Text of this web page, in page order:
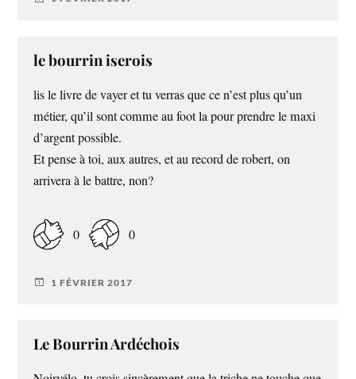
le bourrin iserois
lis le livre de vayer et tu verras que ce n’est plus qu’un
métier, qu’il sont comme au foot la pour prendre le maxi
d’argent possible.
Et pense à toi, aux autres, et au record de robert, on
arrivera à le battre, non?
0 0
1 FÉVRIER 2017
Le Bourrin Ardéchois